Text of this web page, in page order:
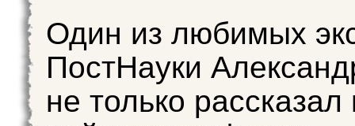
Один из любимых
ПостНауки
не только